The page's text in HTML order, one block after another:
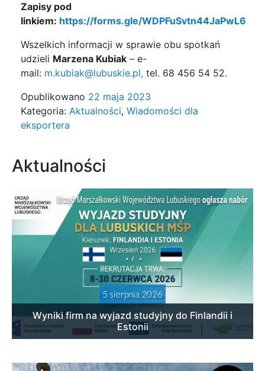
Zapisy pod
linkiem: https://forms.gle/WDPFuSvtn44JaPwL6
Wszelkich informacji w sprawie obu spotkań
udzieli Marzena Kubiak – e-
mail: m.kubiak@lubuskie.pl, tel. 68 456 54 52.
Opublikowano 22 maja 2023
Kategoria: Aktualności, Wiadomości dla
eksportera
Aktualności
5 sierpnia 2026
Wyniki firm na wyjazd studyjny do Finlandii i
Estonii